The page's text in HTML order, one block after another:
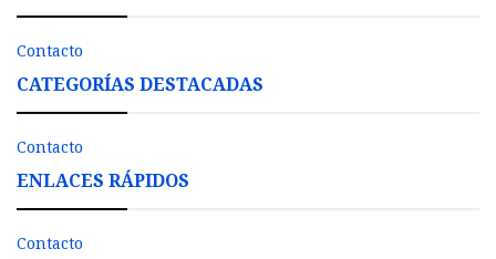
Contacto
CATEGORÍAS DESTACADAS
Contacto
ENLACES RÁPIDOS
Contacto